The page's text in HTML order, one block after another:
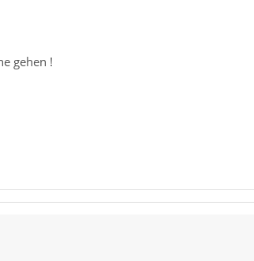
gehen !